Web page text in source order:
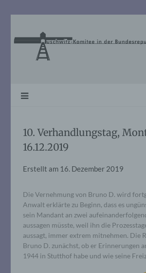
10. Verhandlungstag,
16.12.2019
Erstellt am 16. Dezember 2019
Die Vernehmung von Bruno D. wird
Anwalt erklärte zu Beginn, dass es
sein Mandant an zwei
aussagen müsste, weil ihn die
aussagt, immer extrem mitnehmen. Die
Bruno D. zunächst, ob er Erinnerungen
1944 in Stutthof habe und wie seine